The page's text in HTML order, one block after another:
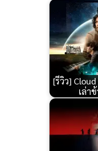
[รีวิว]
เล่า